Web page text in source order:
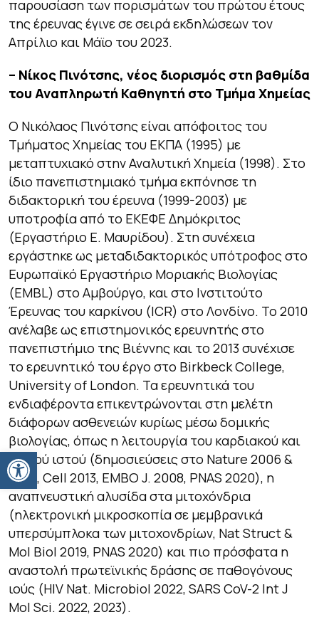
Ανοίξτε τη γραμμή εργαλείων
παρουσίαση των πορισμάτων του πρώτου έτους
της έρευνας έγινε σε σειρά εκδηλώσεων τον
Απρίλιο και Μάϊο του 2023.
– Νίκος Πινότσης, νέος διορισμός στη βαθμίδα
του Αναπληρωτή Καθηγητή στο Τμήμα Χημείας
Ο Νικόλαος Πινότσης είναι απόφοιτος του
Τμήματος Χημείας του ΕΚΠΑ (1995) με
μεταπτυχιακό στην Αναλυτική Χημεία (1998). Στο
ίδιο πανεπιστημιακό τμήμα εκπόνησε τη
διδακτορική του έρευνα (1999-2003) με
υποτροφία από το ΕΚΕΦΕ Δημόκριτος
(Εργαστήριο Ε. Μαυρίδου). Στη συνέχεια
εργάστηκε ως μεταδιδακτορικός υπότροφος στο
Ευρωπαϊκό Εργαστήριο Μοριακής Βιολογίας
(EMBL) στο Αμβούργο, και στο Ινστιτούτο
Έρευνας του καρκίνου (ICR) στο Λονδίνο. Το 2010
ανέλαβε ως επιστημονικός ερευνητής στο
πανεπιστήμιο της Βιέννης και το 2013 συνέχισε
το ερευνητικό του έργο στο Birkbeck College,
University of London. Τα ερευνητικά του
ενδιαφέροντα επικεντρώνονται στη μελέτη
διάφορων ασθενειών κυρίως μέσω δομικής
βιολογίας, όπως η λειτουργία του καρδιακού και
μυϊκού ιστού (δημοσιεύσεις στο Nature 2006 &
2023, Cell 2013, EMBO J. 2008, PNAS 2020), η
αναπνευστική αλυσίδα στα μιτοχόνδρια
(ηλεκτρονική μικροσκοπία σε μεμβρανικά
υπερσύμπλοκα των μιτοχονδρίων, Nat Struct &
Mol Biol 2019, PNAS 2020) και πιο πρόσφατα η
αναστολή πρωτεϊνικής δράσης σε παθογόνους
ιούς (HIV Nat. Microbiol 2022, SARS CoV-2 Int J
Mol Sci. 2022, 2023).